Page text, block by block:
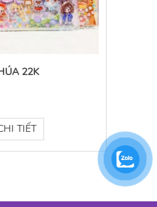
22K
TIẾT